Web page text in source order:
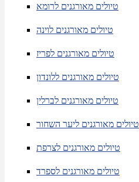
טיולים מאורגנים לרומא
טיולים מאורגנים לוינה
טיולים מאורגנים לפריז
טיולים מאורגנים ללונדון
טיולים מאורגנים לברלין
טיולים מאורגנים ליער השחור
טיולים מאורגנים לצרפת
טיולים מאורגנים לספרד